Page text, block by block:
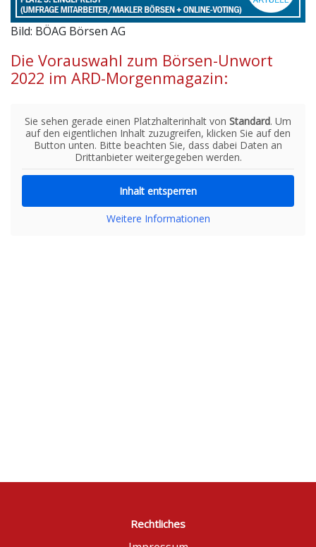
Bild: BÖAG Börsen AG
Die Vorauswahl zum Börsen-Unwort
2022 im ARD-Morgenmagazin:
Sie sehen gerade einen Platzhalterinhalt von Standard. Um
auf den eigentlichen Inhalt zuzugreifen, klicken Sie auf den
Button unten. Bitte beachten Sie, dass dabei Daten an
Drittanbieter weitergegeben werden.
Inhalt entsperren
Weitere Informationen
Rechtliches